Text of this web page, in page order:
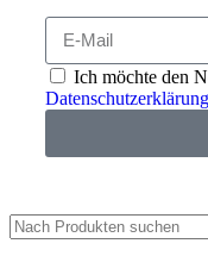
Ich möchte den
Datenschutzerklärung